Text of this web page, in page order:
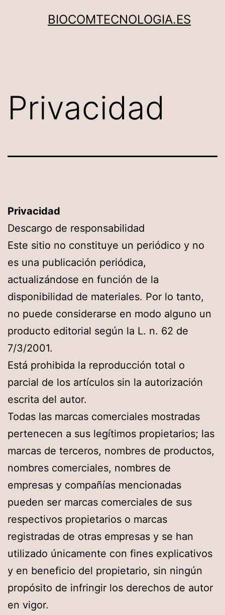
BIOCOMTECNOLOGIA.ES
Privacidad
Privacidad
Descargo de responsabilidad
Este sitio no constituye un periódico y no
es una publicación periódica,
actualizándose en función de la
disponibilidad de materiales. Por lo tanto,
no puede considerarse en modo alguno un
producto editorial según la L. n. 62 de
7/3/2001.
Está prohibida la reproducción total o
parcial de los artículos sin la autorización
escrita del autor.
Todas las marcas comerciales mostradas
pertenecen a sus legítimos propietarios; las
marcas de terceros, nombres de productos,
nombres comerciales, nombres de
empresas y compañías mencionadas
pueden ser marcas comerciales de sus
respectivos propietarios o marcas
registradas de otras empresas y se han
utilizado únicamente con fines explicativos
y en beneficio del propietario, sin ningún
propósito de infringir los derechos de autor
en vigor.